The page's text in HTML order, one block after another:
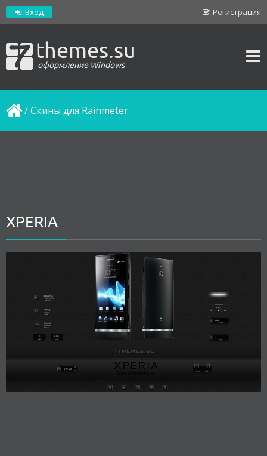
Регистрация
Вход
themes.su
оформление Windows
/Скины для Rainmeter
XPERIA